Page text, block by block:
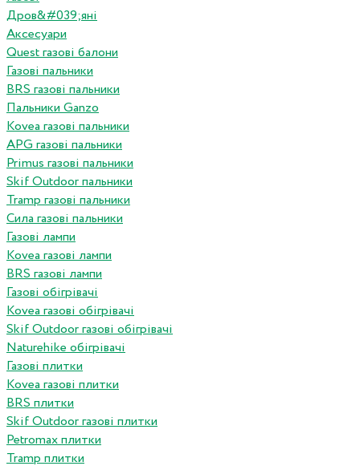
Дров&#039;яні
Аксесуари
Quest газові балони
Газові пальники
BRS газові пальники
Пальники Ganzo
Kovea газові пальники
APG газові пальники
Primus газові пальники
Skif Outdoor пальники
Tramp газові пальники
Сила газові пальники
Газові лампи
Kovea газові лампи
BRS газові лампи
Газові обігрівачі
Kovea газові обігрівачі
Skif Outdoor газові обігрівачі
Naturehike обігрівачі
Газові плитки
Kovea газові плитки
BRS плитки
Skif Outdoor газові плитки
Petromax плитки
Tramp плитки